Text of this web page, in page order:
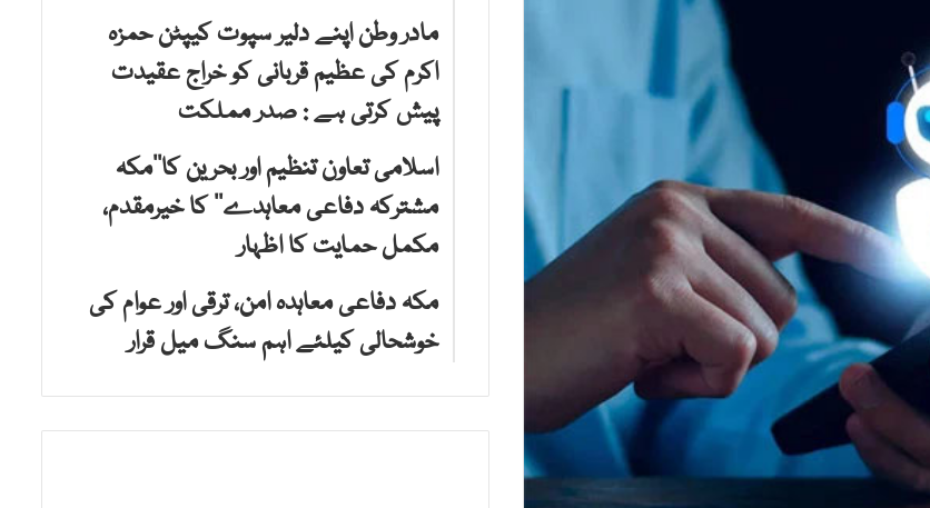
مادر وطن اپنے دلیر سپوت کیپٹن حمزہ
اکرم کی عظیم قربانی کو خراج عقیدت
پیش کرتی ہے : صدر مملکت
اسلامی تعاون تنظیم اور بحرین کا’’مکہ
مشترکہ دفاعی معاہدے‘‘ کا خیرمقدم،
مکمل حمایت کا اظہار
مکہ دفاعی معاہدہ امن، ترقی اور عوام کی
خوشحالی کیلئے اہم سنگ میل قرار